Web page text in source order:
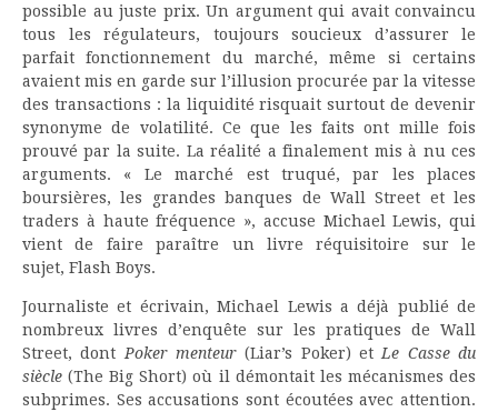
possible au juste prix. Un argument qui avait convaincu
tous les régulateurs, toujours soucieux d’assurer le
parfait fonctionnement du marché, même si certains
avaient mis en garde sur l’illusion procurée par la vitesse
des transactions : la liquidité risquait surtout de devenir
synonyme de volatilité. Ce que les faits ont mille fois
prouvé par la suite. La réalité a finalement mis à nu ces
arguments. « Le marché est truqué, par les places
boursières, les grandes banques de Wall Street et les
traders à haute fréquence », accuse Michael Lewis, qui
vient de faire paraître un livre réquisitoire sur le
sujet, Flash Boys.
Journaliste et écrivain, Michael Lewis a déjà publié de
nombreux livres d’enquête sur les pratiques de Wall
Street, dont Poker menteur (Liar’s Poker) et Le Casse du
siècle (The Big Short) où il démontait les mécanismes des
subprimes. Ses accusations sont écoutées avec attention.